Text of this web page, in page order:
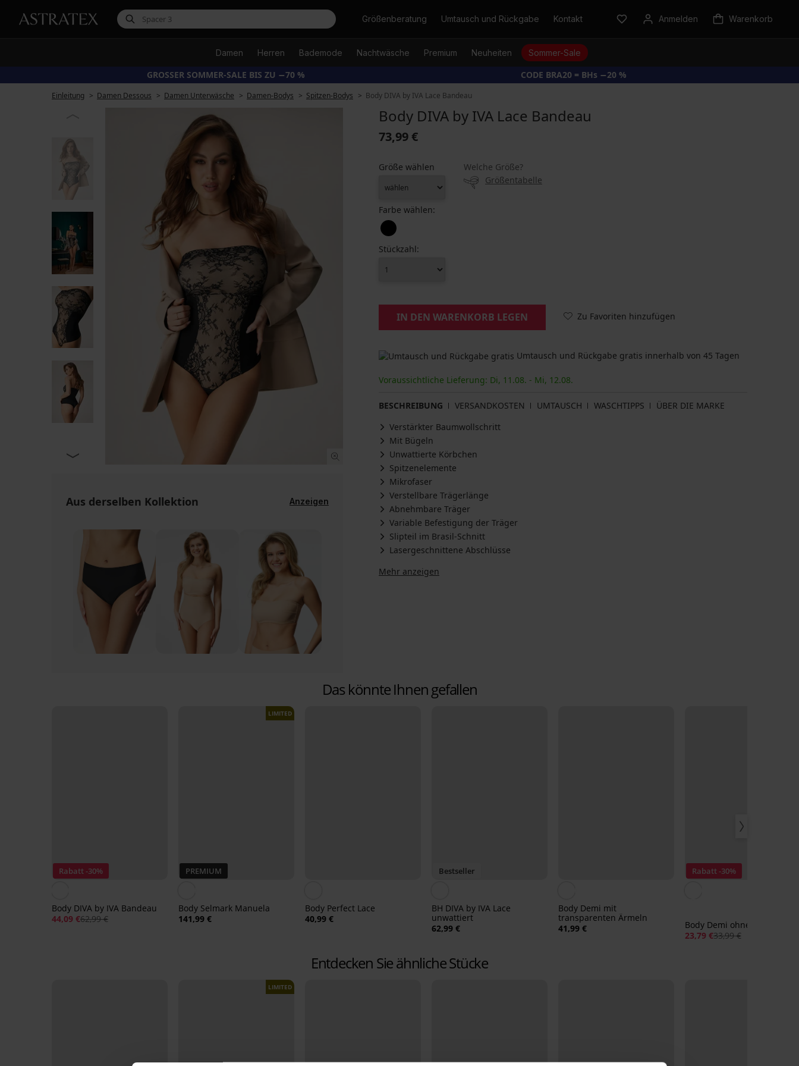
SucheGrößenberatung Umtausch und Rückgabe Kontakt Anmelden Warenkorb
Damen Herren Bademode Nachtwäsche Premium Neuheiten Sommer-Sale
GROSSER SOMMER-SALE BIS ZU −70 % CODE BRA20 = BHs −20 %
Einleitung Damen Dessous Damen Unterwäsche Damen-Bodys Spitzen-Bodys Body DIVA by IVA Lace Bandeau
Aus derselben Kollektion Anzeigen
Body DIVA by IVA Lace Bandeau
73,99 €
Größe wählen
Welche Größe?
Größentabelle
Farbe wählen:
Stückzahl:
IN DEN WARENKORB LEGEN Zu Favoriten hinzufügen
Umtausch und Rückgabe gratis innerhalb von 45 Tagen
Voraussichtliche Lieferung: Di, 11.08. - Mi, 12.08.
BESCHREIBUNG VERSANDKOSTEN UMTAUSCH WASCHTIPPS
ÜBER DIE MARKE
Verstärkter Baumwollschritt
Mit Bügeln
Unwattierte Körbchen
Spitzenelemente
Mikrofaser
Verstellbare Trägerlänge
Abnehmbare Träger
Variable Befestigung der Träger
Slipteil im Brasil-Schnitt
Lasergeschnittene Abschlüsse
Mehr anzeigen
Das könnte Ihnen gefallen
Rabatt -30%
Body DIVA by IVA Bandeau
44,09 €62,99 €
PREMIUM
LIMITED
Body Selmark Manuela
141,99 €
Body Perfect Lace
40,99 €
Bestseller
BH DIVA by IVA Lace
unwattiert
62,99 €
Body Demi mit
transparenten Ärmeln
41,99 €
Rabatt -30%
Body Demi ohne Ärmel
23,79 €33,99 €
Entdecken Sie ähnliche Stücke
LIMITED